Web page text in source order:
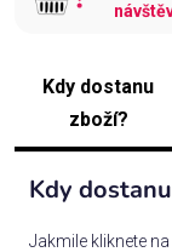
Kdy dostanu
zboží?
Kdy
Jakmile kliknete